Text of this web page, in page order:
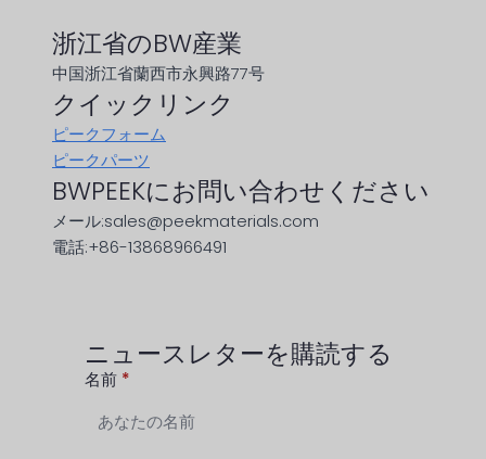
浙江省のBW産業
中国浙江省蘭西市永興路77号
クイックリンク
ピークフォーム
ピークパーツ
BWPEEKにお問い合わせください
メール:sales@peekmaterials.com
電話:+86-13868966491
ニュースレターを購読する
名前 *